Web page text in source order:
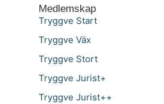
Medlemskap
Tryggve Start
Tryggve Väx
Tryggve Stort
Tryggve Jurist+
Tryggve Jurist++